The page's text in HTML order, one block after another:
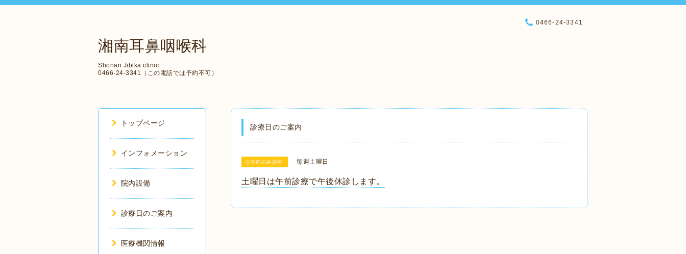
湘南耳鼻咽喉科
Shonan Jibika clinic
0466-24-3341（この電話では予約不可）
0466-24-3341
診療日のご案内
㊏午前のみ診療 毎週土曜日
土曜日は午前診療で午後休診します。
トップページ
インフォメーション
院内設備
診療日のご案内
医療機関情報